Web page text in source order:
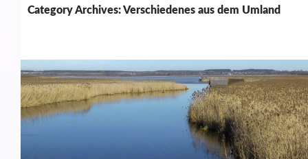
Category Archives: Verschiedenes aus dem Umland